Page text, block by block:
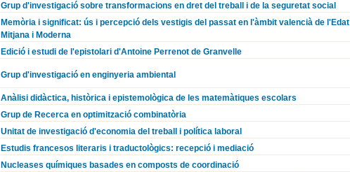
Grup d'investigació sobre transformacions en dret del treball i de la seguretat social
Memòria i significat: ús i percepció dels vestigis del passat en l'àmbit valencià de l'Edat
Mitjana i Moderna
Edició i estudi de l'epistolari d'Antoine Perrenot de Granvelle
Grup d'investigació en enginyeria ambiental
Anàlisi didàctica, històrica i epistemològica de les matemàtiques escolars
Grup de Recerca en optimització combinatòria
Unitat de investigació d'economia del treball i política laboral
Estudis francesos literaris i traductològics: recepció i mediació
Nucleases químiques basades en composts de coordinació